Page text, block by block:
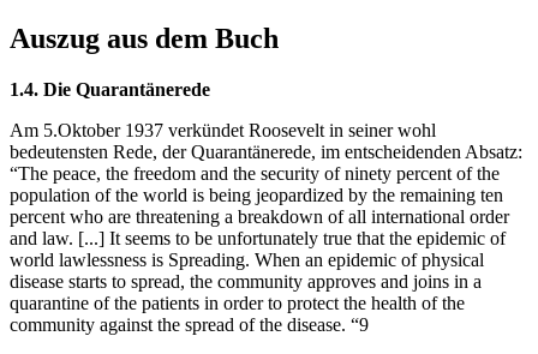
Auszug aus dem Buch
1.4. Die Quarantänerede
Am 5.Oktober 1937 verkündet Roosevelt in seiner wohl
bedeutensten Rede, der Quarantänerede, im entscheidenden Absatz:
“The peace, the freedom and the security of ninety percent of the
population of the world is being jeopardized by the remaining ten
percent who are threatening a breakdown of all international order
and law. [...] It seems to be unfortunately true that the epidemic of
world lawlessness is Spreading. When an epidemic of physical
disease starts to spread, the community approves and joins in a
quarantine of the patients in order to protect the health of the
community against the spread of the disease. “9